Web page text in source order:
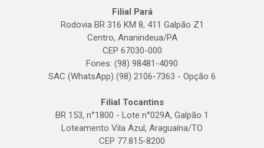
Filial Pará
Rodovia BR 316 KM 8, 411 Galpão Z1
Centro, Ananindeua/PA
CEP 67030-000
Fones: (98) 98481-4090
SAC (WhatsApp) (98) 2106-7363 - Opção 6
Filial Tocantins
BR 153, n°1800 - Lote n°029A, Galpão 1
Loteamento Vila Azul, Araguaína/TO
CEP 77.815-8200